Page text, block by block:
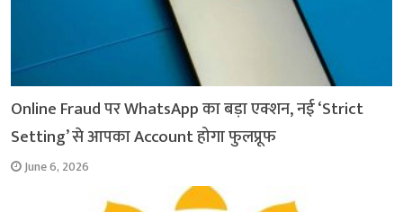
Online Fraud पर WhatsApp का बड़ा एक्शन, नई ‘Strict
Setting’ से आपका Account होगा फुलप्रूफ
June 6, 2026